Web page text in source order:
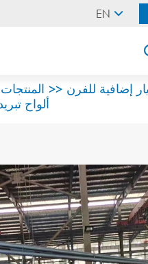
EN 
المنتجات
إضافية للفرن
ألواح